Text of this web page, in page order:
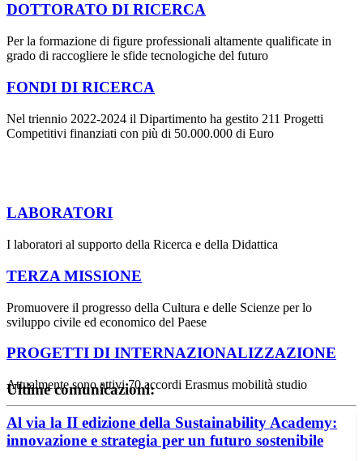
DOTTORATO DI RICERCA
Per la formazione di figure professionali altamente qualificate in
grado di raccogliere le sfide tecnologiche del futuro
FONDI DI RICERCA
Nel triennio 2022-2024 il Dipartimento ha gestito 211 Progetti
Competitivi finanziati con più di 50.000.000 di Euro
LABORATORI
I laboratori al supporto della Ricerca e della Didattica
TERZA MISSIONE
Promuovere il progresso della Cultura e delle Scienze per lo
sviluppo civile ed economico del Paese
PROGETTI DI INTERNAZIONALIZZAZIONE
Attualmente sono attivi 70 accordi Erasmus mobilità studio
Ultime comunicazioni:
Al via la II edizione della Sustainability Academy:
innovazione e strategia per un futuro sostenibile